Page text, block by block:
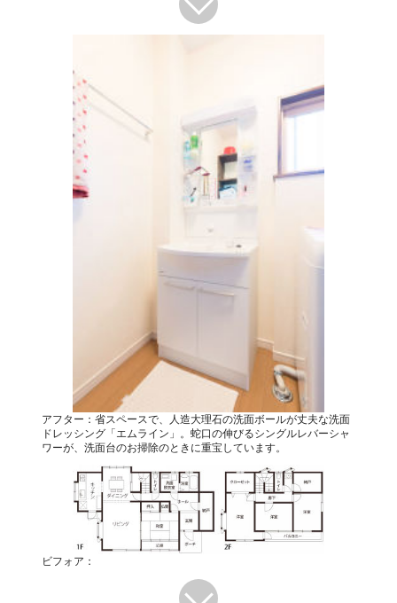
アフター：省スペースで、人造大理石の洗面ボールが丈夫な洗面
ドレッシング「エムライン」。蛇口の伸びるシングルレバーシャ
ワーが、洗面台のお掃除のときに重宝しています。
ビフォア：